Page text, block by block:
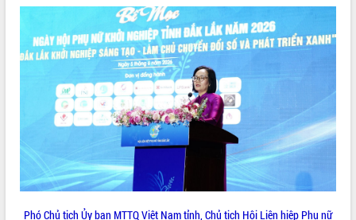
HỆ THỐNG VĂN BẢN
VĂN BẢN HĐND TỈNH
QUY HOẠCH - KẾ HOẠCH
Phó Chủ tịch Ủy ban MTTQ Việt Nam tỉnh, Chủ tịch Hội Liên hiệp Phụ nữ